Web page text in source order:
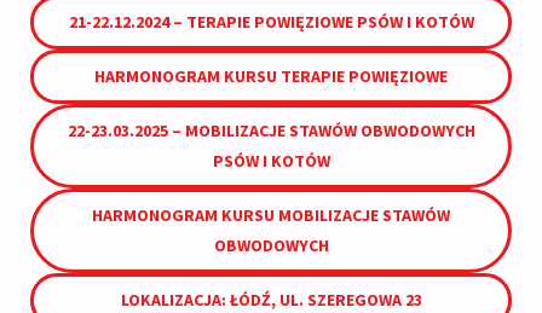
21-22.12.2024 – TERAPIE POWIĘZIOWE PSÓW I KOTÓW
HARMONOGRAM KURSU TERAPIE POWIĘZIOWE
22-23.03.2025 – MOBILIZACJE STAWÓW OBWODOWYCH
PSÓW I KOTÓW
HARMONOGRAM KURSU MOBILIZACJE STAWÓW
OBWODOWYCH
LOKALIZACJA: ŁÓDŹ, UL. SZEREGOWA 23